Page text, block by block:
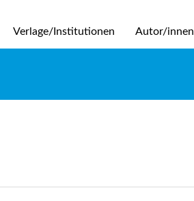
Verlage/Institutionen Autor/innen